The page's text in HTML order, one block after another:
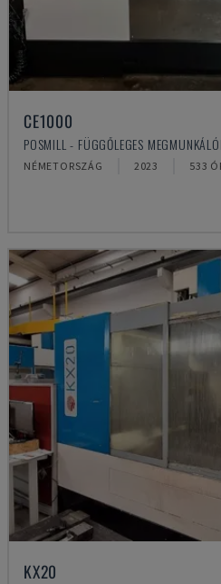
CE1000
POSMILL - FÜGGŐLEGES
NÉMETORSZÁG 2023 533
KX20